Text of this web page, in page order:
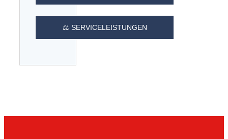
⚖️ SERVICELEISTUNGEN